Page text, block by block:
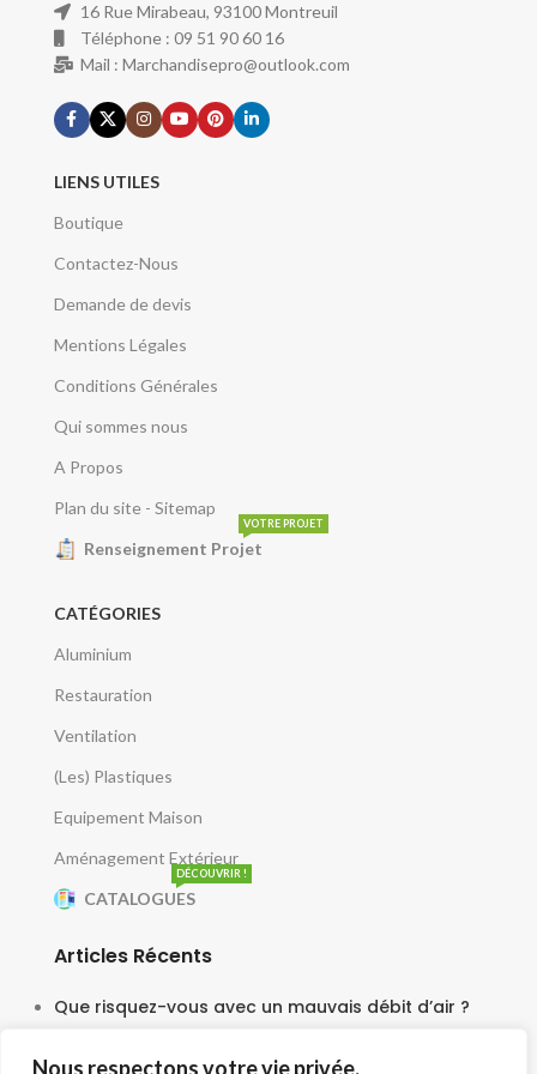
Nous respectons votre vie privée.
16 Rue Mirabeau, 93100 Montreuil
Téléphone : 09 51 90 60 16
Mail : Marchandisepro@outlook.com
LIENS UTILES
Boutique
Contactez-Nous
Demande de devis
Mentions Légales
Conditions Générales
Qui sommes nous
A Propos
Plan du site - Sitemap
Renseignement Projet
VOTRE PROJET
CATÉGORIES
Aluminium
Restauration
Ventilation
(Les) Plastiques
Equipement Maison
Aménagement Extérieur
CATALOGUES
DÉCOUVRIR !
Articles Récents
Que risquez-vous avec un mauvais débit d’air ?